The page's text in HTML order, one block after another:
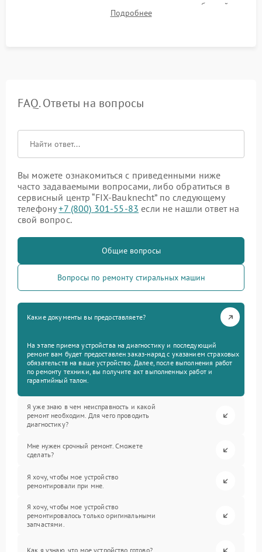
корректности слива, отсутствия излишних вибраций,
посторонних стуков и протечек под корпусом.
Подробнее
FAQ. Ответы на вопросы
Вы можете ознакомиться с приведенными ниже
часто задаваемыми вопросами, либо обратиться в
сервисный центр “FIX-Bauknecht” по следующему
телефону+7 (800) 301-55-83 если не нашли ответ на
свой вопрос.
Общие вопросы
Вопросы по ремонту стиральных машин
Какие документы вы предоставляете?
На этапе приема устройства на диагностику и последующий
ремонт вам будет предоставлен заказ-наряд с указанием страховых
обязательств на ваше устройство. Далее, после выполнения работ
по ремонту техники, вы получите акт выполненных работ и
гарантийный талон.
Я уже знаю в чем неисправность и какой
ремонт необходим. Для чего проводить
диагностику?
Мне нужен срочный ремонт. Сможете
сделать?
Я хочу, чтобы мое устройство
ремонтировали при мне.
Я хочу, чтобы мое устройство
ремонтировалось только оригинальными
запчастями.
Как я узнаю, что мое устройство готово?